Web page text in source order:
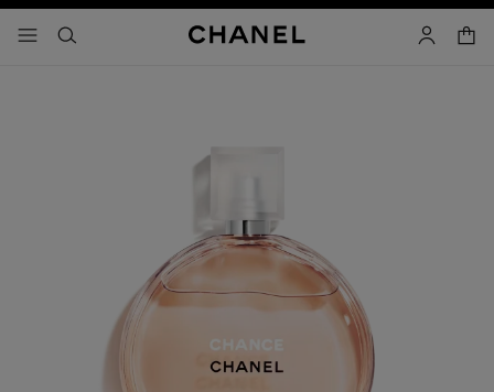
メニュー - メインナビゲーション
- メインナビゲーション
検索 マイアカ
カー